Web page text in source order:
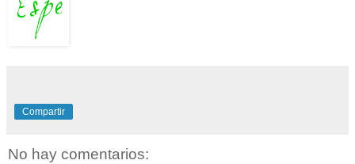
Compartir
No hay comentarios: